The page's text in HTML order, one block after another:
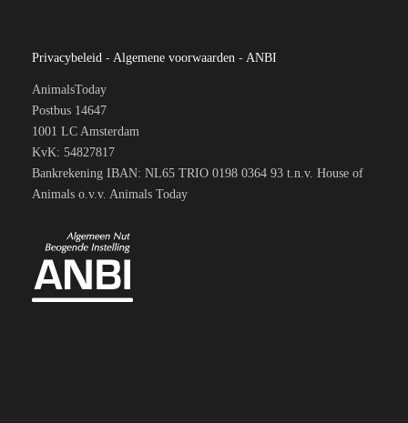
Privacybeleid - Algemene voorwaarden - ANBI
AnimalsToday
Postbus 14647
1001 LC Amsterdam
KvK: 54827817
Bankrekening IBAN: NL65 TRIO 0198 0364 93 t.n.v. House of
Animals o.v.v. Animals Today